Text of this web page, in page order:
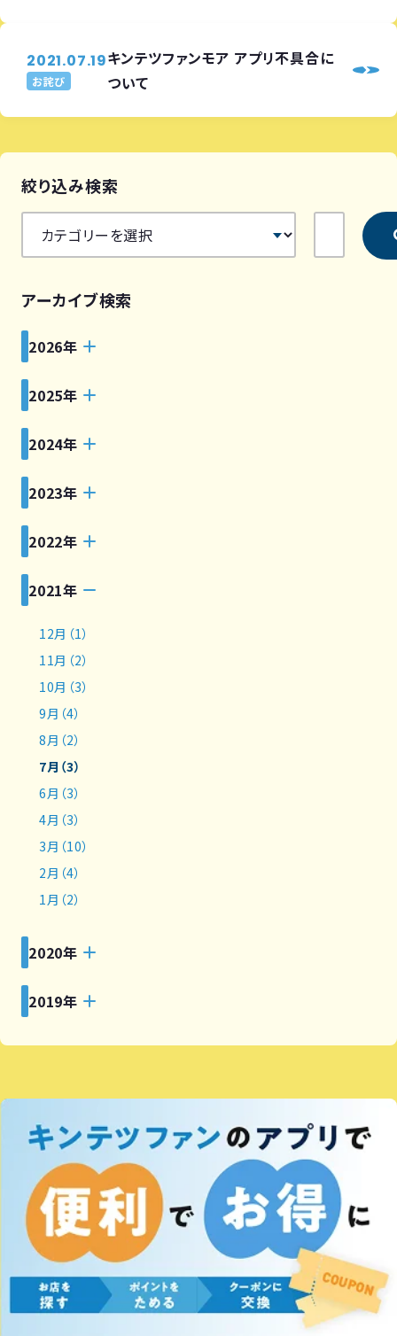
2021.07.19
お詫び
キンテツファンモア アプリ不具合に
ついて
絞り込み検索
アーカイブ検索
2026年
2025年
2024年
2023年
2022年
2021年
12月（1）
11月（2）
10月（3）
9月（4）
8月（2）
7月（3）
6月（3）
4月（3）
3月（10）
2月（4）
1月（2）
2020年
2019年